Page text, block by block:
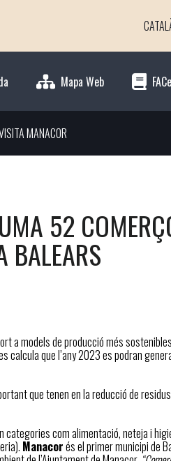
Mapa Web FACe
MANACOR
52
BALEARS
a models de producció més
calcula que l’any 2023 es podran
que tenen en la reducció de
categories com alimentació, neteja i
Manacorés el primer municipi de